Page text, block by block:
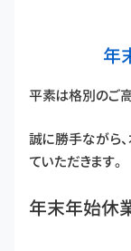
年
平素は格別のご高
誠に勝手ながら
ていただきます。
年末年始休